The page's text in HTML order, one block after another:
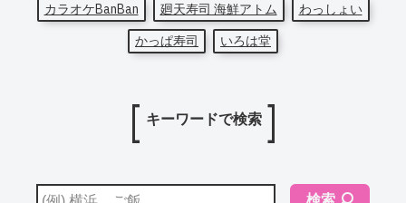
カラオケBanBan
廻天寿司 海鮮アトム
わっしょい
かっぱ寿司
いろは堂
キーワードで検索